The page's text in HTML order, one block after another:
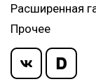
Расширенная
Прочее